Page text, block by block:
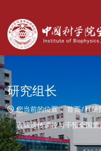
研究组长
您当前的位置：首页 科研
表观遗传调控与干预全国重